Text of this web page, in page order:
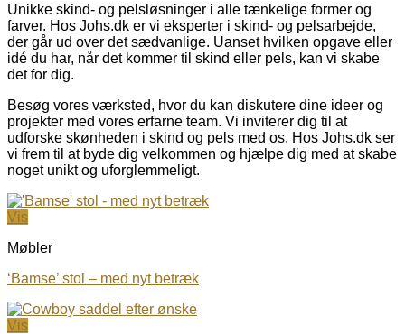
Unikke skind- og pelsløsninger i alle tænkelige former og
farver. Hos Johs.dk er vi eksperter i skind- og pelsarbejde,
der går ud over det sædvanlige. Uanset hvilken opgave eller
idé du har, når det kommer til skind eller pels, kan vi skabe
det for dig.
Besøg vores værksted, hvor du kan diskutere dine ideer og
projekter med vores erfarne team. Vi inviterer dig til at
udforske skønheden i skind og pels med os. Hos Johs.dk ser
vi frem til at byde dig velkommen og hjælpe dig med at skabe
noget unikt og uforglemmeligt.
Vis
Møbler
‘Bamse’ stol – med nyt betræk
Vis